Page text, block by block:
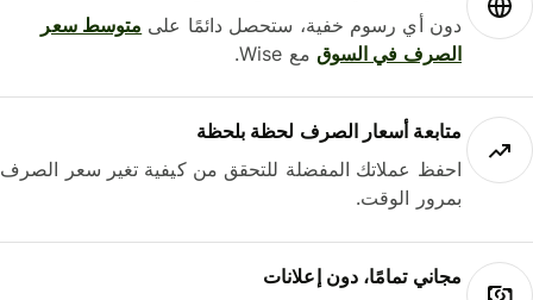
دون أي رسوم خفية، ستحصل دائمًا علىمتوسط ​​سعر
الصرف في السوقمع Wise.
متابعة أسعار الصرف لحظة بلحظة
احفظ عملاتك المفضلة للتحقق من كيفية تغير سعر الصرف
بمرور الوقت.
مجاني تمامًا، دون إعلانات